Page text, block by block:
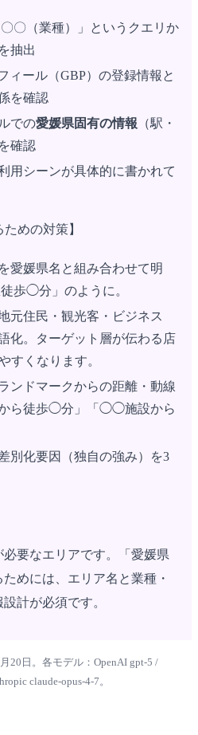
〇（業種）」というクエリか
抽出
ィール（GBP）の登録情報と
を確認
での愛媛県固有の情報 （駅・
確認
用シーンが具体的に書かれて
めの対策】
愛媛県名と組み合わせて明
歩◯分」のように。
元住民・観光客・ビジネス
化。ターゲット層が伝わる店
すくなります。
ンドマークからの距離・動線
から徒歩◯分」「◯◯施設から
別化要因（独自の強み）を3
要なエリアです。「愛媛県
めには、エリア名と業種・
計が必須です。
20日。各モデル：OpenAI gpt-5 /
claude-opus-4-7。